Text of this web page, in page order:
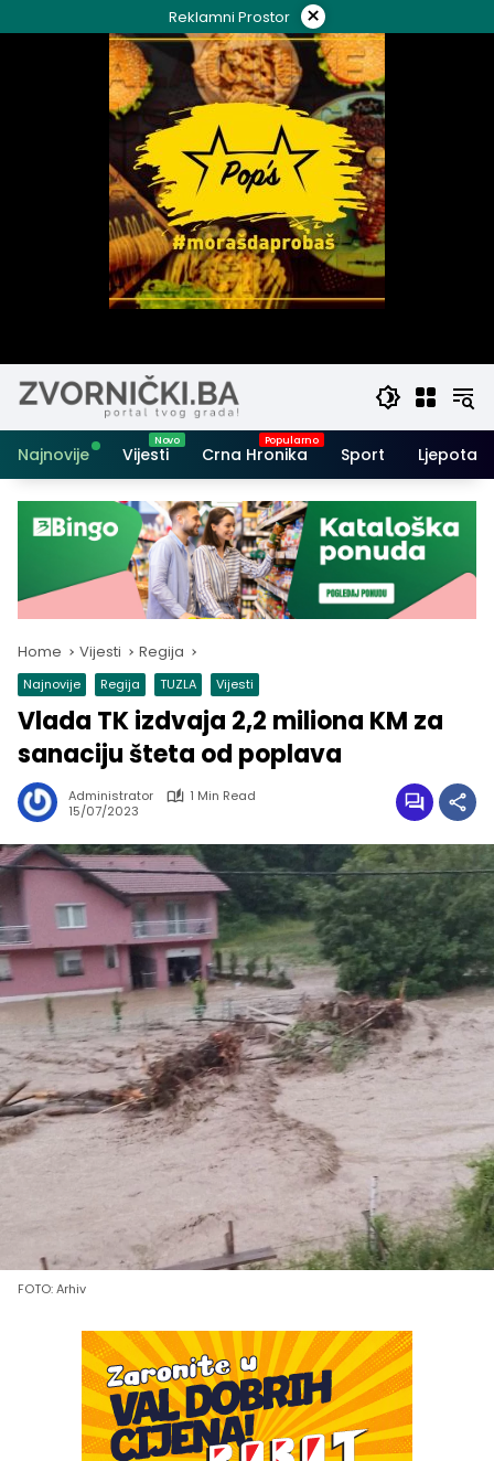
to
Reklamni Prostor ×
Najnovije Vijesti Crna Hronika Sport Ljepota i
Home Vijesti Regija
Najnovije Regija TUZLA Vijesti
Vlada TK izdvaja 2,2 miliona KM za
sanaciju šteta od poplava
Administrator
1 Min Read
15/07/2023
FOTO: Arhiv